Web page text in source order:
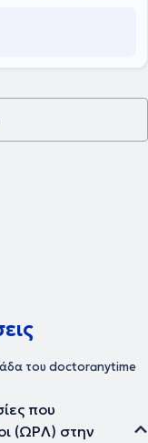
του doctoranytime
που
(ΩΡΛ) στην